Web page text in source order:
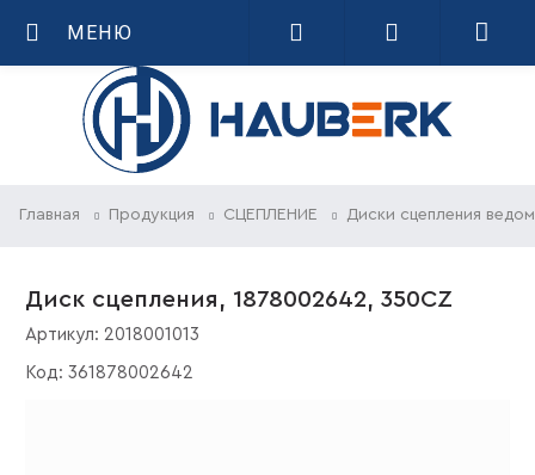
МЕНЮ
Главная Продукция СЦЕПЛЕНИЕ Диски сцепления
Диск сцепления, 1878002642, 350CZ
Артикул: 2018001013
Код: 361878002642